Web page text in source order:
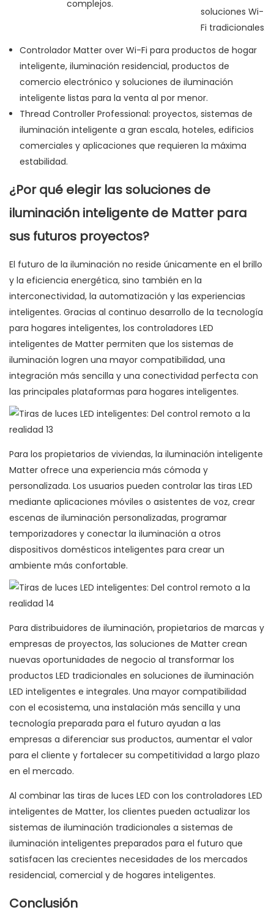
complejos.
soluciones Wi-
Fi tradicionales.
Controlador Matter over Wi-Fi para productos de hogar
inteligente, iluminación residencial, productos de
comercio electrónico y soluciones de iluminación
inteligente listas para la venta al por menor.
Thread Controller Professional: proyectos, sistemas de
iluminación inteligente a gran escala, hoteles, edificios
comerciales y aplicaciones que requieren la máxima
estabilidad.
¿Por qué elegir las soluciones de
iluminación inteligente de Matter para
sus futuros proyectos?
El futuro de la iluminación no reside únicamente en el brillo
y la eficiencia energética, sino también en la
interconectividad, la automatización y las experiencias
inteligentes. Gracias al continuo desarrollo de la tecnología
para hogares inteligentes, los controladores LED
inteligentes de Matter permiten que los sistemas de
iluminación logren una mayor compatibilidad, una
integración más sencilla y una conectividad perfecta con
las principales plataformas para hogares inteligentes.
Para los propietarios de viviendas, la iluminación inteligente
Matter ofrece una experiencia más cómoda y
personalizada. Los usuarios pueden controlar las tiras LED
mediante aplicaciones móviles o asistentes de voz, crear
escenas de iluminación personalizadas, programar
temporizadores y conectar la iluminación a otros
dispositivos domésticos inteligentes para crear un
ambiente más confortable.
Para distribuidores de iluminación, propietarios de marcas y
empresas de proyectos, las soluciones de Matter crean
nuevas oportunidades de negocio al transformar los
productos LED tradicionales en soluciones de iluminación
LED inteligentes e integrales. Una mayor compatibilidad
con el ecosistema, una instalación más sencilla y una
tecnología preparada para el futuro ayudan a las
empresas a diferenciar sus productos, aumentar el valor
para el cliente y fortalecer su competitividad a largo plazo
en el mercado.
Al combinar las tiras de luces LED con los controladores LED
inteligentes de Matter, los clientes pueden actualizar los
sistemas de iluminación tradicionales a sistemas de
iluminación inteligentes preparados para el futuro que
satisfacen las crecientes necesidades de los mercados
residencial, comercial y de hogares inteligentes.
Conclusión